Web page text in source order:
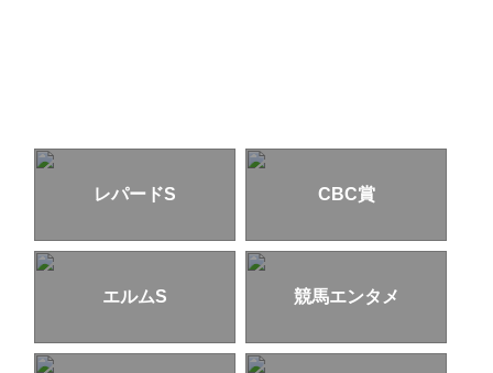
レパードS CBC賞
エルムS 競馬エンタメ